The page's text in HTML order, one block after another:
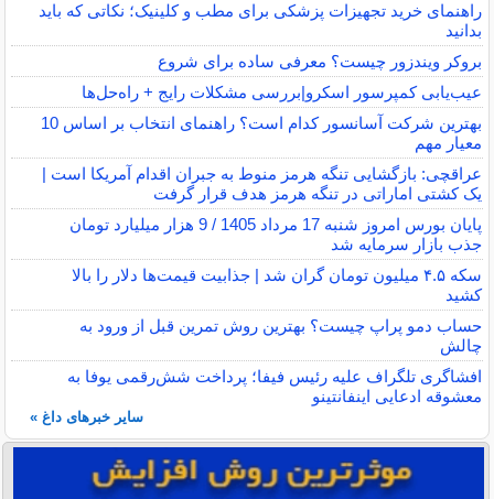
راهنمای خرید تجهیزات پزشکی برای مطب و کلینیک؛ نکاتی که باید
بدانید
بروکر ویندزور چیست؟ معرفی ساده برای شروع
عیب‌یابی کمپرسور اسکرو|بررسی مشکلات رایج + راه‌حل‌ها
بهترین شرکت آسانسور کدام است؟ راهنمای انتخاب بر اساس 10
معیار مهم
عراقچی: بازگشایی تنگه هرمز منوط به جبران اقدام آمریکا است |
یک کشتی اماراتی در تنگه هرمز هدف قرار گرفت
پایان بورس امروز شنبه 17 مرداد 1405 / 9 هزار میلیارد تومان
جذب بازار سرمایه شد
سکه ۴.۵ میلیون تومان گران شد | جذابیت قیمت‌ها دلار را بالا
کشید
حساب دمو پراپ چیست؟ بهترین روش تمرین قبل از ورود به
چالش
افشاگری تلگراف علیه رئیس فیفا؛ پرداخت شش‌رقمی یوفا به
معشوقه ادعایی اینفانتینو
سایر خبرهای داغ »